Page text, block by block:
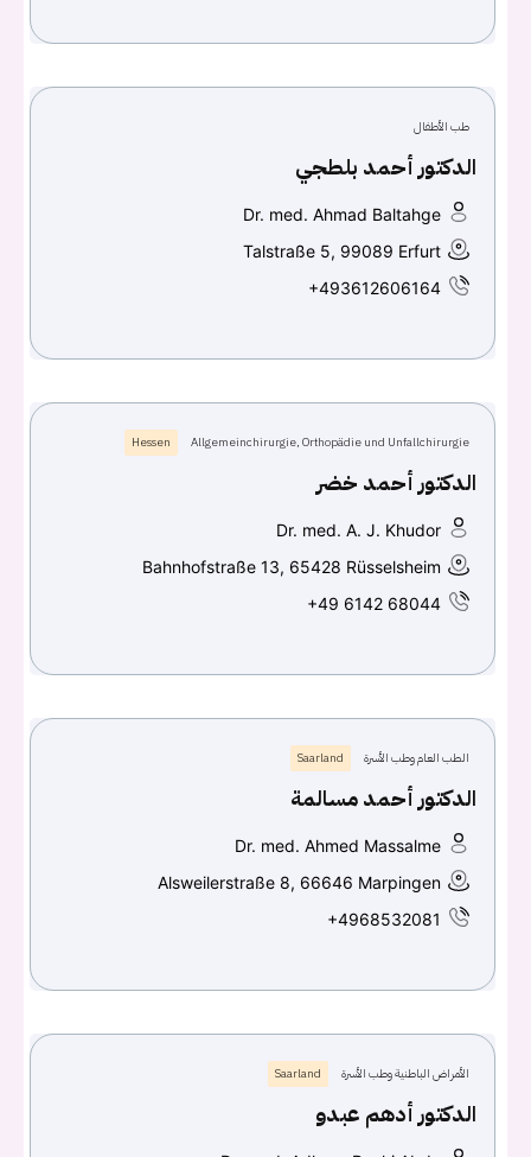
Don't have an account?
Continue with
طب الأطفال
الدكتور أحمد بلطجي
Dr. med. Ahmad Baltahge
Talstraße 5, 99089 Erfurt
+493612606164
Allgemeinchirurgie, Orthopädie und Unfallchirurgie
Hessen
الدكتور أحمد خضر
Dr. med. A. J. Khudor
Bahnhofstraße 13, 65428 Rüsselsheim
+49 6142 68044
الطب العام وطب الأسرة Saarland
الدكتور أحمد مسالمة
Dr. med. Ahmed Massalme
Alsweilerstraße 8, 66646 Marpingen
+4968532081
الأمراض الباطنية وطب الأسرة Saarland
الدكتور أدهم عبدو